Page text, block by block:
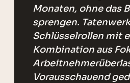
Monaten, ohne das
sprengen.
Schlüsselrollen mit
Kombination aus
Vorausschauend